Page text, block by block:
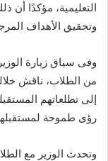
التعليمية، مؤكدًا أن
وتحقيق الأهداف
وفى سياق زيارة
من الطلاب، ناقش
إلى تطلعاتهم
رؤى طموحة
وتحدث الوزير مع